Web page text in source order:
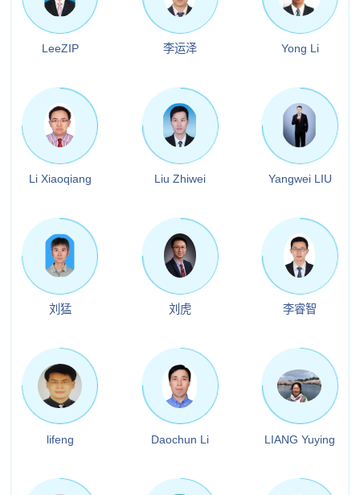
LeeZIP 李运泽 Yong Li
Li Xiaoqiang Liu Zhiwei Yangwei LIU
刘猛 刘虎 李睿智
lifeng Daochun Li LIANG Yuying